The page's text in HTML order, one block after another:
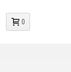
0